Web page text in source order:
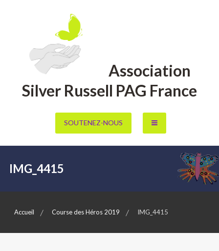
Association
Silver Russell PAG France
SOUTENEZ-NOUS
IMG_4415
Accueil Course des Héros 2019 IMG_4415